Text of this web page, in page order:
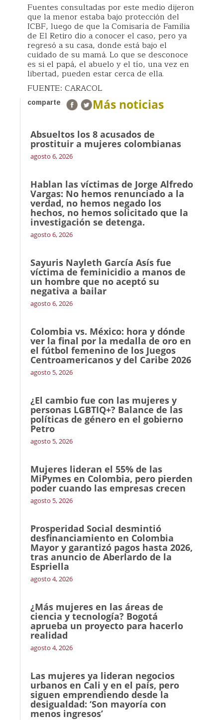
Fuentes consultadas por este medio dijeron
que la menor estaba bajo protección del
ICBF, luego de que la Comisaría de Familia
de El Retiro dio a conocer el caso, pero ya
regresó a su casa, donde está bajo el
cuidado de su mamá. Lo que se desconoce
es si el papá, el abuelo y el tío, una vez en
libertad, pueden estar cerca de ella.
FUENTE: CARACOL
comparte Más noticias
Absueltos los 8 acusados de
prostituir a mujeres colombianas
agosto 6, 2026
Hablan las víctimas de Jorge Alfredo
Vargas: No hemos renunciado a la
verdad, no hemos negado los
hechos, no hemos solicitado que la
investigación se detenga.
agosto 6, 2026
Sayuris Nayleth García Asís fue
víctima de feminicidio a manos de
un hombre que no aceptó su
negativa a bailar
agosto 6, 2026
Colombia vs. México: hora y dónde
ver la final por la medalla de oro en
el fútbol femenino de los Juegos
Centroamericanos y del Caribe 2026
agosto 5, 2026
¿El cambio fue con las mujeres y
personas LGBTIQ+? Balance de las
políticas de género en el gobierno
Petro
agosto 5, 2026
Mujeres lideran el 55% de las
MiPymes en Colombia, pero pierden
poder cuando las empresas crecen
agosto 5, 2026
Prosperidad Social desmintió
desfinanciamiento en Colombia
Mayor y garantizó pagos hasta 2026,
tras anuncio de Aberlardo de la
Espriella
agosto 4, 2026
¿Más mujeres en las áreas de
ciencia y tecnología? Bogotá
aprueba un proyecto para hacerlo
realidad
agosto 4, 2026
Las mujeres ya lideran negocios
urbanos en Cali y en el país, pero
siguen emprendiendo desde la
desigualdad: ‘Son mayoría con
menos ingresos’